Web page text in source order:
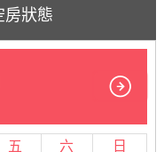
房狀態
五 六
日